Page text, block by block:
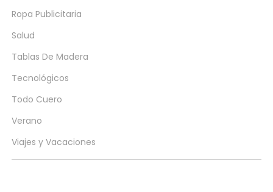
Ropa Publicitaria
Salud
Tablas De Madera
Tecnológicos
Todo Cuero
Verano
Viajes y Vacaciones